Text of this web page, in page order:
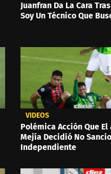
Juanfran Da La Cara
Soy Un Técnico Que
VIDEOS
Polémica Acción Que
Mejía Decidió No
Independiente